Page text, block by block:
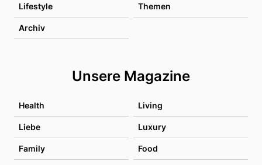
Lifestyle Themen
Archiv
Unsere Magazine
Health Living
Liebe Luxury
Family Food